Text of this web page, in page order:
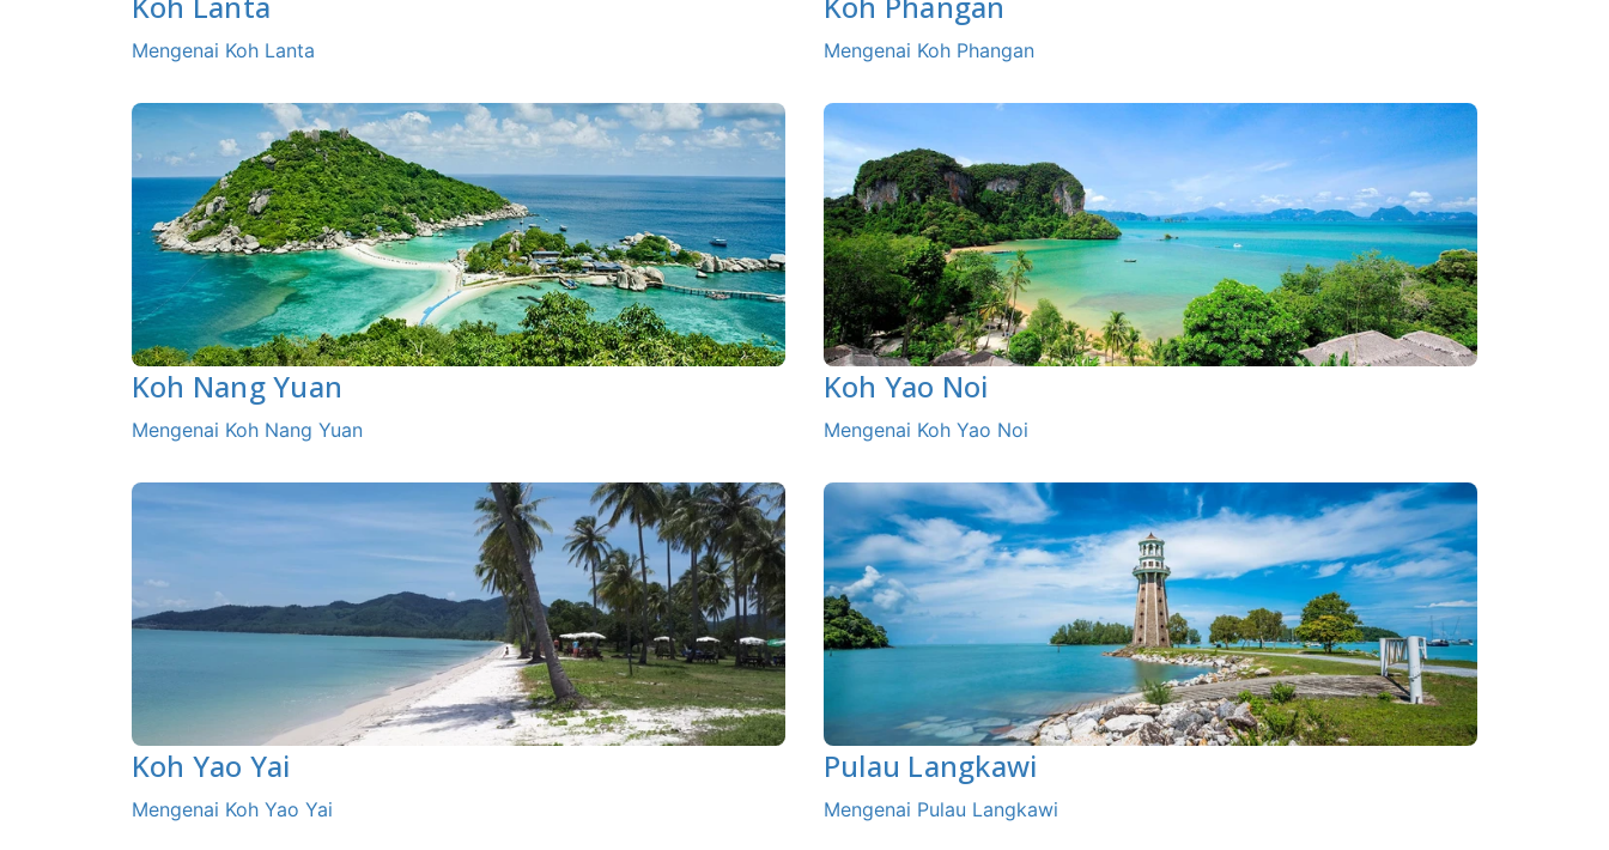
Mengenai Koh Lanta Mengenai Koh Phangan
Koh Nang Yuan
Mengenai Koh Nang Yuan
Koh Yao Noi
Mengenai Koh Yao Noi
Koh Yao Yai
Mengenai Koh Yao Yai
Pulau Langkawi
Mengenai Pulau Langkawi